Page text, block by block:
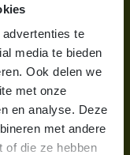
te
media te bieden
Ook delen we
met onze
en analyse. Deze
met andere
of die ze hebben